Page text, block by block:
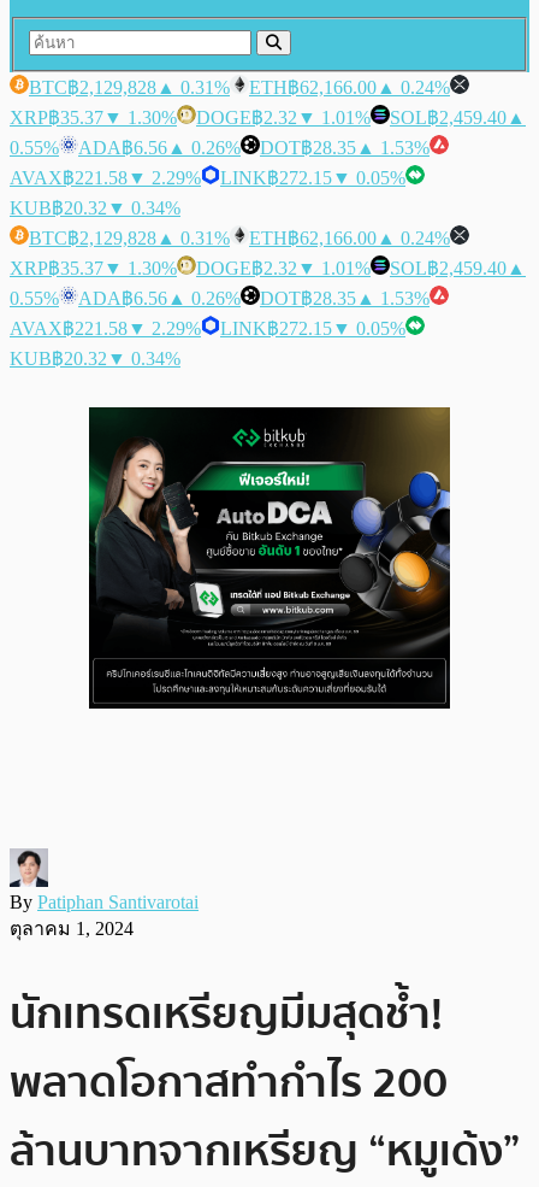
BTC฿2,129,828 ▲ 0.31% ETH฿62,166.00 ▲ 0.24%
XRP฿35.37▼ 1.30% DOGE฿2.32 ▼ 1.01% SOL฿2,459.40 ▲
0.55%
ADA฿6.56 ▲ 0.26% DOT฿28.35 ▲ 1.53%
AVAX฿221.58▼ 2.29% LINK฿272.15▼ 0.05%
KUB฿20.32 ▼ 0.34%
BTC฿2,129,828 ▲ 0.31% ETH฿62,166.00 ▲ 0.24%
XRP฿35.37▼ 1.30% DOGE฿2.32 ▼ 1.01% SOL฿2,459.40 ▲
0.55%
ADA฿6.56 ▲ 0.26% DOT฿28.35 ▲ 1.53%
AVAX฿221.58▼ 2.29% LINK฿272.15▼ 0.05%
KUB฿20.32 ▼ 0.34%
By Patiphan Santivarotai
ตุลาคม 1, 2024
นักเทรดเหรียญมีมสุดช้ำ!
พลาดโอกาสทำกำไร 200
ล้านบาทจากเหรียญ “หมูเด้ง”